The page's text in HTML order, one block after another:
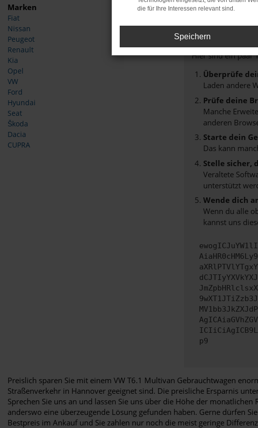
Marken
Fiat
Nissan
Peugeot
Renault
Kia
Opel
VW
Ford
Hyundai
Seat
Škoda
Dacia
CUPRA
Fehler:
Hier sind ein paar
Überprüfe
Laden andere
Prüfe deine
Manche
anderen
Starte dein
Das kann
Stelle sicher,
Veraltete
unterstützt
Wende dich
Wenn du alle
kannst uns
p9
Preislich sparen Sie mit einem VW T6.1 Multivan Gebrauchtwagen
Straßenverkehr in Hannover geeignet sind. Die preisliche Ersparnis
Sprechen Sie uns an und lassen Sie uns über die Höhe der
anderswo eine überzeugende Lösung gefunden haben. Gerne dürfen
Bestpreis im Ankauf und Sie zahlen nur noch die meist geringe
die für Ihre Interessen relevant sind.
Speichern